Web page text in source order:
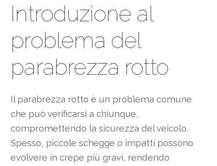
Introduzione al
problema del
parabrezza rotto
Il parabrezza rotto è un problema comune
che può verificarsi a chiunque,
compromettendo la sicurezza del veicolo.
Spesso, piccole schegge o impatti possono
evolvere in crepe più gravi, rendendo